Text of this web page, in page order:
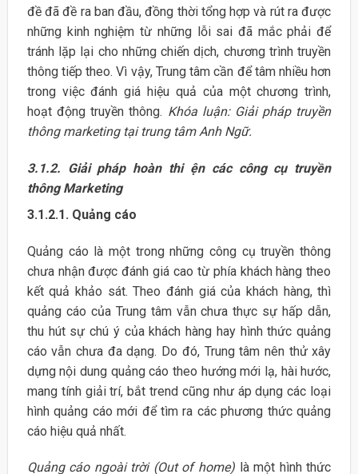
đề đã đề ra ban đầu, đồng thời tổng hợp và rút ra được
những kinh nghiệm từ những lỗi sai đã mắc phải để
tránh lặp lại cho những chiến dịch, chương trình truyền
thông tiếp theo. Vì vậy, Trung tâm cần để tâm nhiều hơn
trong việc đánh giá hiệu quả của một chương trình,
hoạt động truyền thông. Khóa luận: Giải pháp truyền
thông marketing tại trung tâm Anh Ngữ.
3.1.2. Giải pháp hoàn thi ện các công cụ truyền
thông Marketing
3.1.2.1. Quảng cáo
Quảng cáo là một trong những công cụ truyền thông
chưa nhận được đánh giá cao từ phía khách hàng theo
kết quả khảo sát. Theo đánh giá của khách hàng, thì
quảng cáo của Trung tâm vẫn chưa thực sự hấp dẫn,
thu hút sự chú ý của khách hàng hay hình thức quảng
cáo vẫn chưa đa dạng. Do đó, Trung tâm nên thử xây
dựng nội dung quảng cáo theo hướng mới lạ, hài hước,
mang tính giải trí, bắt trend cũng như áp dụng các loại
hình quảng cáo mới để tìm ra các phương thức quảng
cáo hiệu quả nhất.
Quảng cáo ngoài trời (Out of home) là một hình thức